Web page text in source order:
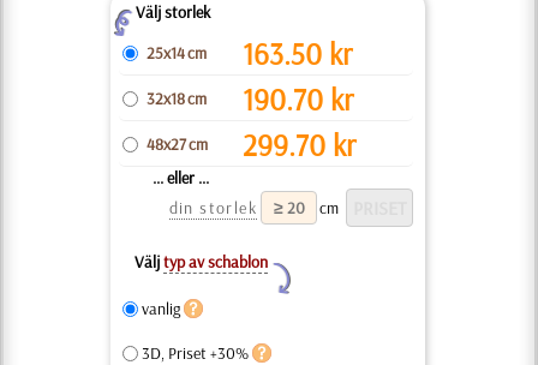
ZVälj storlek
25x14 cm
163.50 kr
32x18 cm 190.70 kr
48x27 cm 299.70 kr
... eller ...
din storlek
cm
Väljtyp av schablon
Y
vanlig
3D, Priset +30%